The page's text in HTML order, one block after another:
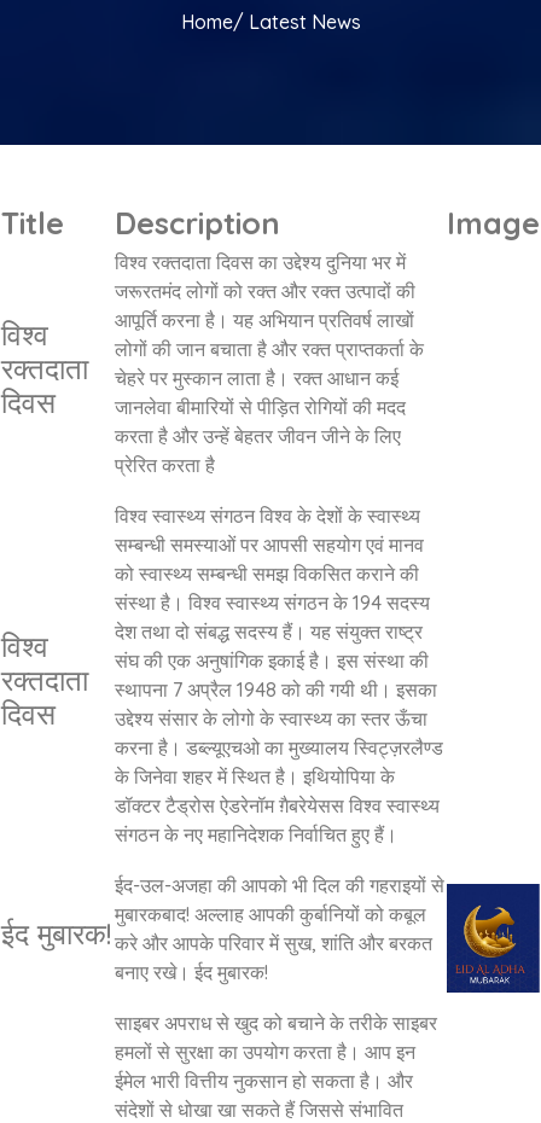
Home/ Latest News
Title Description Image
विश्व
रक्तदाता
दिवस
विश्व रक्तदाता दिवस का उद्देश्य दुनिया भर में
जरूरतमंद लोगों को रक्त और रक्त उत्पादों की
आपूर्ति करना है। यह अभियान प्रतिवर्ष लाखों
लोगों की जान बचाता है और रक्त प्राप्तकर्ता के
चेहरे पर मुस्कान लाता है। रक्त आधान कई
जानलेवा बीमारियों से पीड़ित रोगियों की मदद
करता है और उन्हें बेहतर जीवन जीने के लिए
प्रेरित करता है
विश्व
रक्तदाता
दिवस
विश्व स्वास्थ्य संगठन विश्व के देशों के स्वास्थ्य
सम्बन्धी समस्याओं पर आपसी सहयोग एवं मानव
को स्वास्थ्य सम्बन्धी समझ विकसित कराने की
संस्था है। विश्व स्वास्थ्य संगठन के 194 सदस्य
देश तथा दो संबद्ध सदस्य हैं। यह संयुक्त राष्ट्र
संघ की एक अनुषांगिक इकाई है। इस संस्था की
स्थापना 7 अप्रैल 1948 को की गयी थी। इसका
उद्देश्य संसार के लोगो के स्वास्थ्य का स्तर ऊँचा
करना है। डब्‍ल्‍यूएचओ का मुख्यालय स्विट्ज़रलैण्ड
के जिनेवा शहर में स्थित है। इथियोपिया के
डॉक्टर टैड्रोस ऐडरेनॉम ग़ैबरेयेसस विश्व स्वास्थ्य
संगठन के नए महानिदेशक निर्वाचित हुए हैं।
ईद मुबारक!
ईद-उल-अजहा की आपको भी दिल की गहराइयों से
मुबारकबाद! अल्लाह आपकी कुर्बानियों को कबूल
करे और आपके परिवार में सुख, शांति और बरकत
बनाए रखे। ईद मुबारक!
साइबर अपराध से खुद को बचाने के तरीके साइबर
हमलों से सुरक्षा का उपयोग करता है। आप इन
ईमेल भारी वित्तीय नुकसान हो सकता है। और
संदेशों से धोखा खा सकते हैं जिससे संभावित